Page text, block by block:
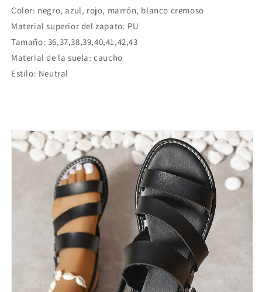
Color: negro, azul, rojo, marrón, blanco cremoso
Material superior del zapato: PU
Tamaño: 36,37,38,39,40,41,42,43
Material de la suela: caucho
Estilo: Neutral